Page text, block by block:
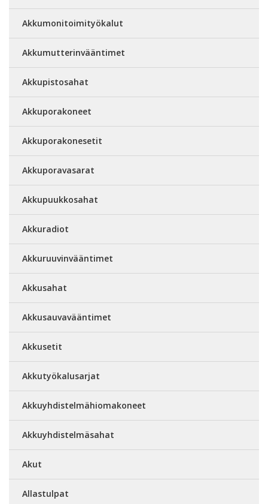
Akkumonitoimityökalut
Akkumutterinvääntimet
Akkupistosahat
Akkuporakoneet
Akkuporakonesetit
Akkuporavasarat
Akkupuukkosahat
Akkuradiot
Akkuruuvinvääntimet
Akkusahat
Akkusauvavääntimet
Akkusetit
Akkutyökalusarjat
Akkuyhdistelmähiomakoneet
Akkuyhdistelmäsahat
Akut
Allastulpat